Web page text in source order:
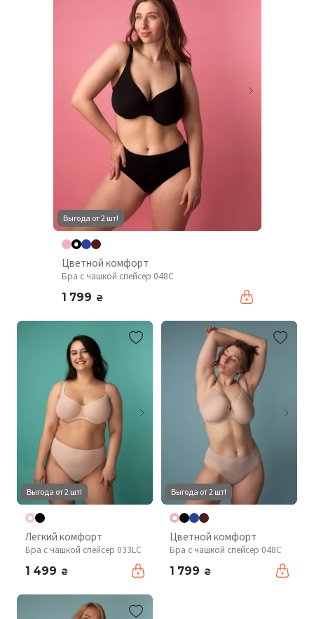
Выгода от 2 шт!
Цветной комфорт
Бра с чашкой спейсер 048С
1 799 ₴
Выгода от 2 шт!
Легкий комфорт
Бра с чашкой спейсер 033LC
1 499 ₴
Выгода от 2 шт!
Цветной комфорт
Бра с чашкой спейсер 048С
1 799 ₴